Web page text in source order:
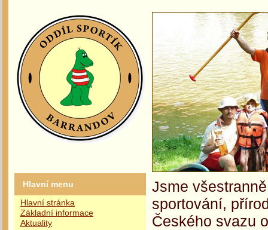
Hlavní menu
Hlavní stránka
Základní informace
Aktuality
Jsme
sportování,
Českého svazu